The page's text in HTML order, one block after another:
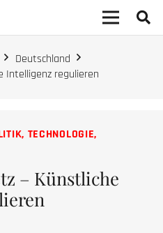
Deutschland
Intelligenz regulieren
, TECHNOLOGIE,
– Künstliche